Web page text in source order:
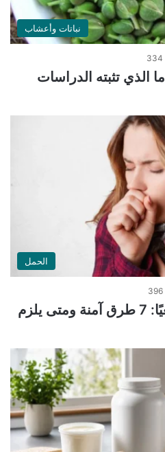
نباتات وأعشاب
334
الذي تثبته الدراسات
الحمل
396
علاج الكحة للحامل طبيعيًا: 7 طرق آمنة ومتى يلزم